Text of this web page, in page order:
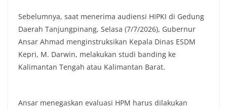
Sebelumnya, saat menerima audiensi HIPKI di Gedung
Daerah Tanjungpinang, Selasa (7/7/2026), Gubernur
Ansar Ahmad menginstruksikan Kepala Dinas ESDM
Kepri, M. Darwin, melakukan studi banding ke
Kalimantan Tengah atau Kalimantan Barat.
Ansar menegaskan evaluasi HPM harus dilakukan